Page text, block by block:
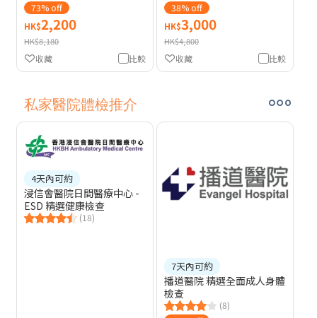
73% off
HK$2,200
HK$8,180
比較
收藏
38% off
HK$3,000
HK$4,800
比較
收藏
私家醫院體檢推介
4天內可約
浸信會醫院日間醫療中心 -
ESD 精選健康檢查
(18)
7天內可約
播道醫院 精選全面成人身體
檢查
(8)